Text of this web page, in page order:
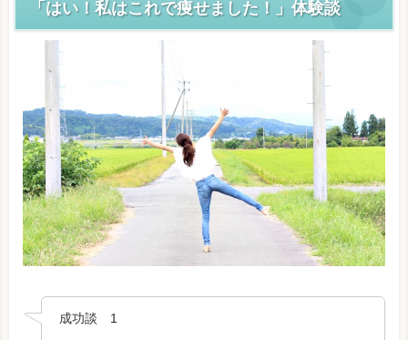
「はい！私はこれで痩せました！」体験談
成功談 1